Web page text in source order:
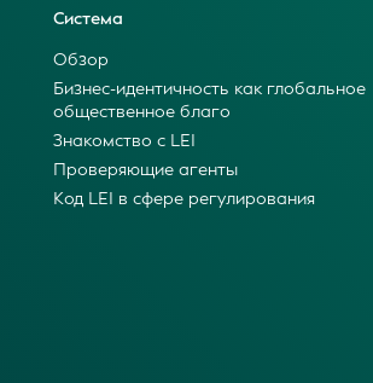
Система
Обзор
Бизнес-идентичность как глобальное
общественное благо
Знакомство с LEI
Проверяющие агенты
Код LEI в сфере регулирования